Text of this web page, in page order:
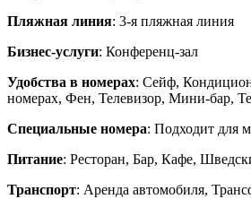
Пляжная линия: 3-я пляжная линия
Бизнес-услуги: Конференц-зал
Удобства в номерах: Сейф,
номерах, Фен, Телевизор, Мини-бар,
Специальные номера: Подходит для
Питание: Ресторан, Бар, Кафе,
Транспорт: Аренда автомобиля,